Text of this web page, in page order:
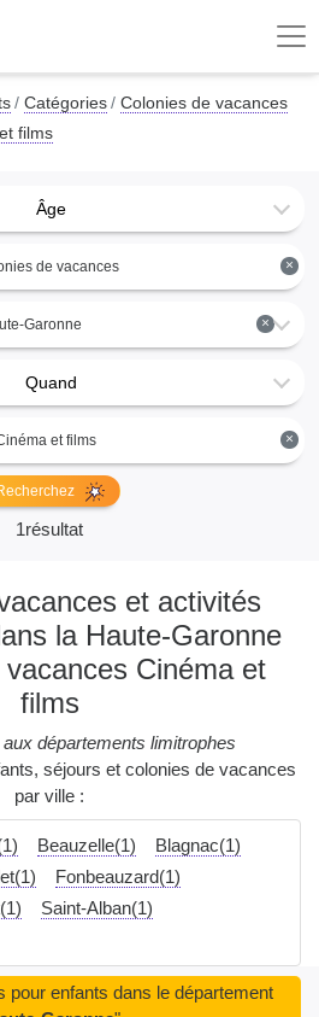
Catégories
Colonies de vacances
films
Âge
×
de vacances
×
Garonne
Quand
×
et films
1résultat
et activités
la Haute-Garonne
Cinéma et
films
départements limitrophes
séjours et colonies de vacances
par ville :
Beauzelle(1)
Blagnac(1)
Fonbeauzard(1)
Saint-Alban(1)
pour enfants dans le département